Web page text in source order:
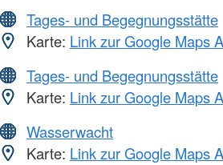
Tages- und Begegnungsstätte
Karte: Link zur Google Maps
Tages- und Begegnungsstätte
Karte: Link zur Google Maps
Wasserwacht
Karte: Link zur Google Maps